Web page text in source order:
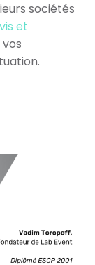
sociétés
et